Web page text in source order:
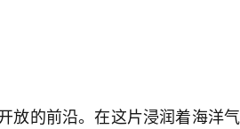
放的前沿。在这片浸润着海洋气